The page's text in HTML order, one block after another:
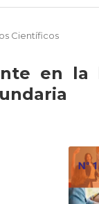
Científicos
en la